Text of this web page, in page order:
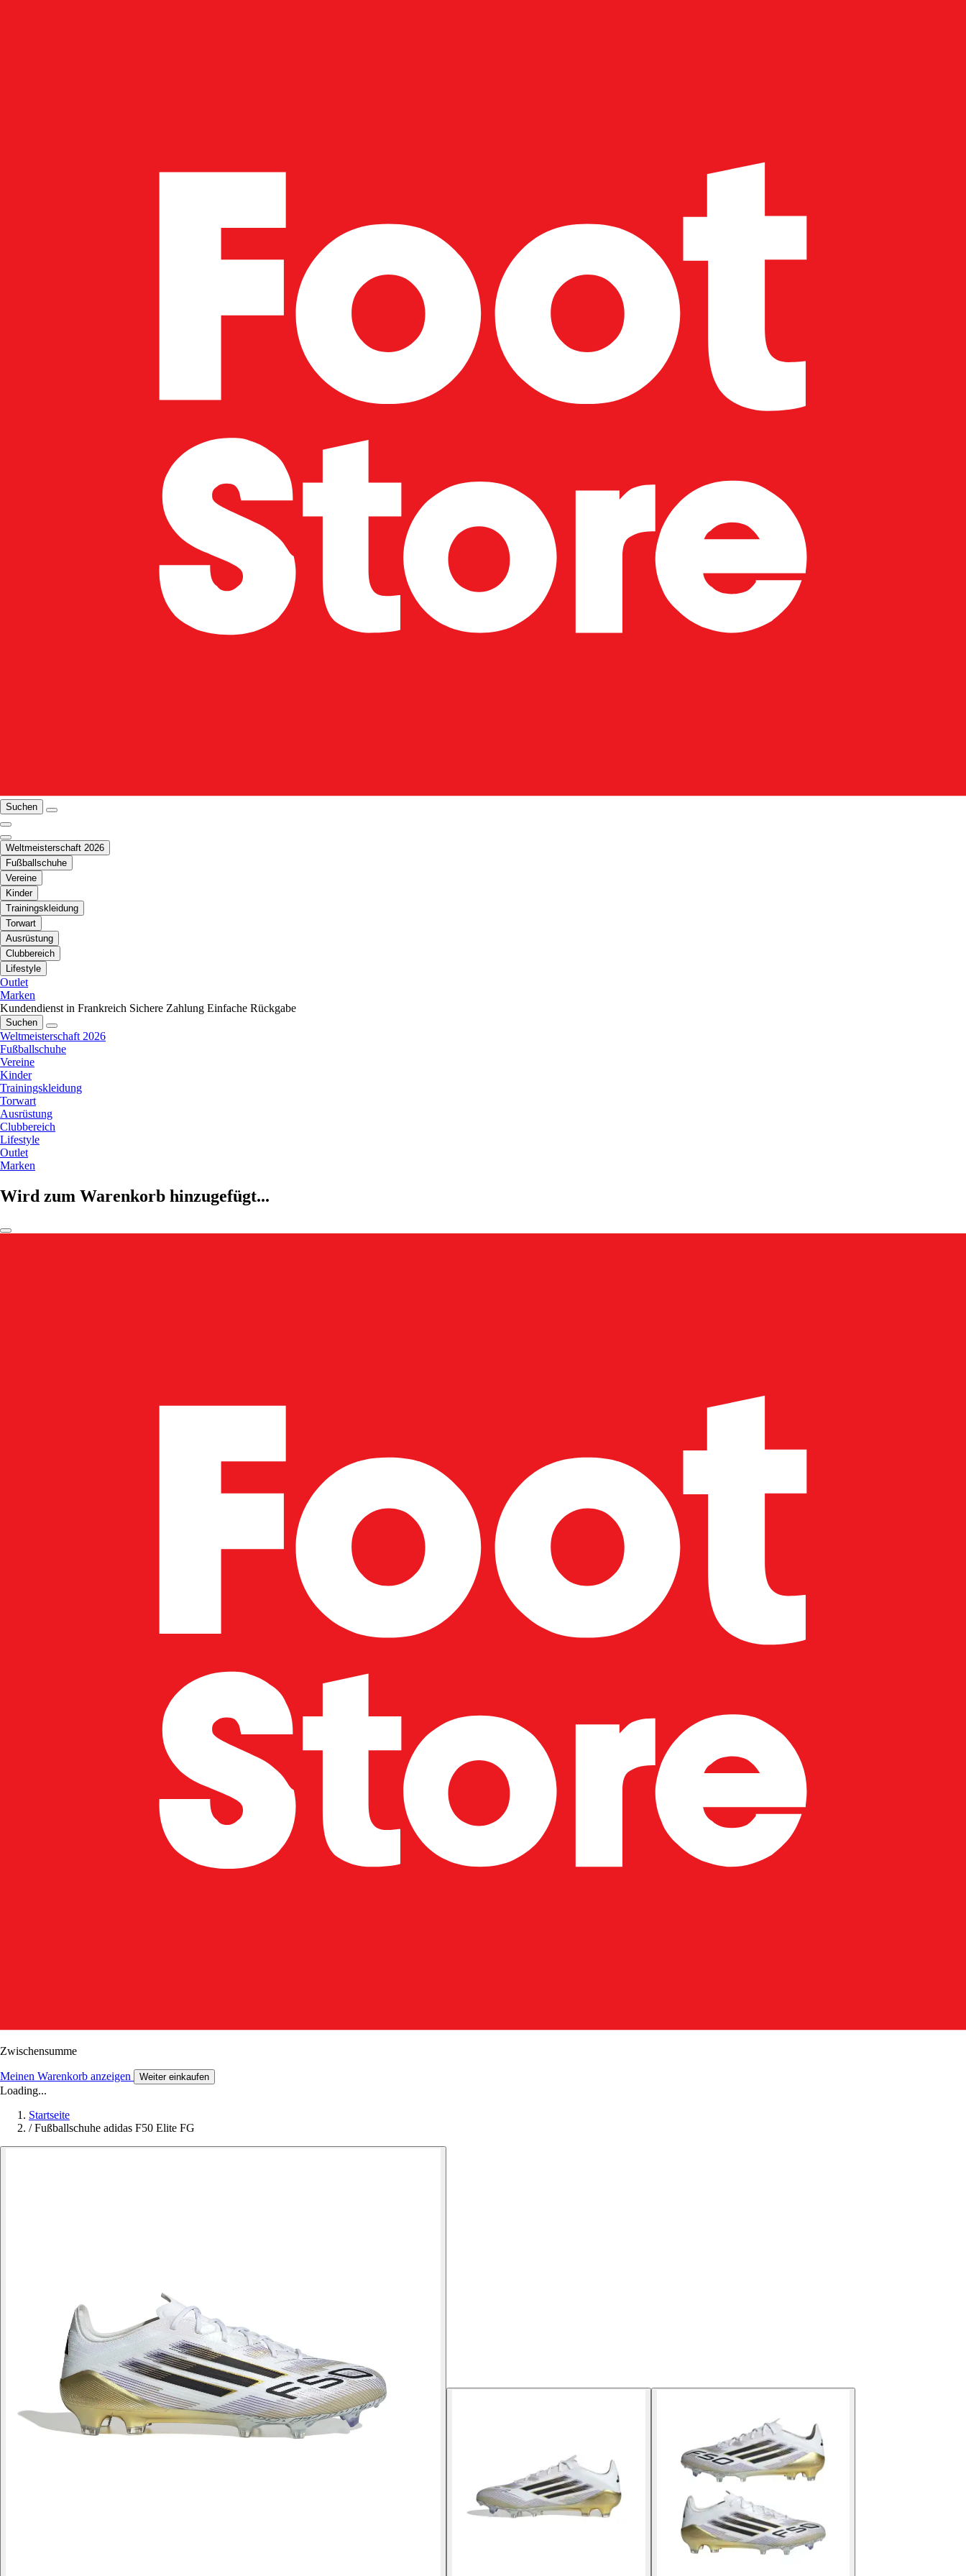
Suchen
Weltmeisterschaft 2026
Fußballschuhe
Vereine
Kinder
Trainingskleidung
Torwart
Ausrüstung
Clubbereich
Lifestyle
Outlet
Marken
Kundendienst in Frankreich Sichere Zahlung Einfache Rückgabe
Suchen
Weltmeisterschaft 2026
Fußballschuhe
Vereine
Kinder
Trainingskleidung
Torwart
Ausrüstung
Clubbereich
Lifestyle
Outlet
Marken
Wird zum Warenkorb hinzugefügt...
Zwischensumme
Meinen Warenkorb anzeigen Weiter einkaufen
Loading...
Startseite
/ Fußballschuhe adidas F50 Elite FG